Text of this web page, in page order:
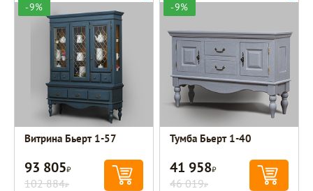
-9%
Витрина Бьерт 1-57
93 805Р
102 884Р
-9%
Тумба Бьерт 1-40
41 958Р
46 019Р